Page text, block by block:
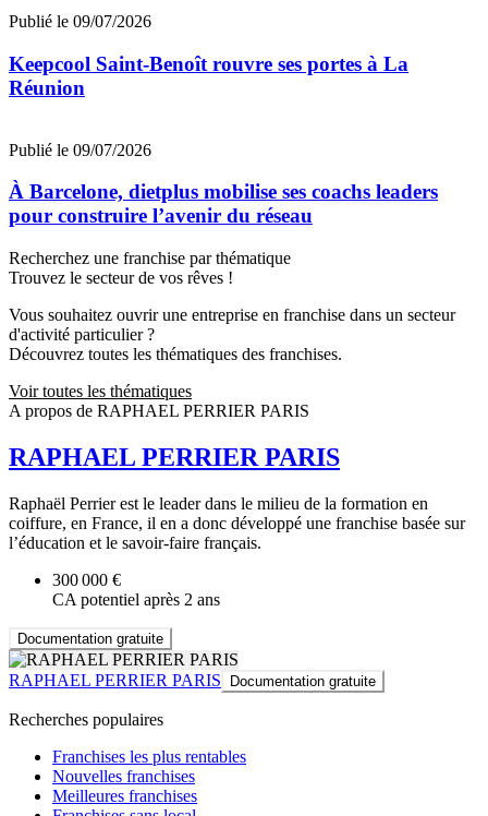
Publié le 09/07/2026
Keepcool Saint-Benoît rouvre ses portes à La
Réunion
Publié le 09/07/2026
À Barcelone, dietplus mobilise ses coachs leaders
pour construire l’avenir du réseau
Recherchez une franchise par thématique
Trouvez le secteur de vos rêves !
Vous souhaitez ouvrir une entreprise en franchise dans un secteur
d'activité particulier ?
Découvrez toutes les thématiques des franchises.
Voir toutes les thématiques
A propos de RAPHAEL PERRIER PARIS
RAPHAEL PERRIER PARIS
Raphaël Perrier est le leader dans le milieu de la formation en
coiffure, en France, il en a donc développé une franchise basée sur
l’éducation et le savoir-faire français.
300 000 €
CA potentiel après 2 ans
Documentation gratuite
RAPHAEL PERRIER PARIS Documentation gratuite
Recherches populaires
Franchises les plus rentables
Nouvelles franchises
Meilleures franchises